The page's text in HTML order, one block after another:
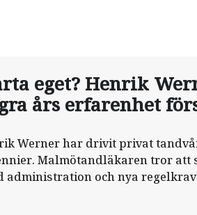
eget? Henrik
års erfarenhet
Werner har drivit privat
Malmötandläkaren tror att
administration och nya